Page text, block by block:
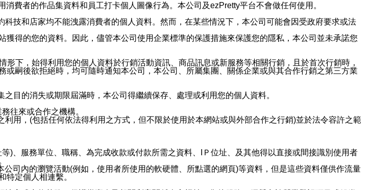
費者的作品集資料和員工打卡個人圖像行為。本公司及ezPretty平台不會做任何使用。
技和店家均不能洩露消費者的個人資料。然而，在某些情況下，本公司可能會因受政府要求或法
得的您的資料。因此，儘管本公司使用企業標準的保護措施來保護您的隱私，本公司並未承諾您
下，始得利用您的個人資料於行銷活動資訊、商品訊息或新服務等相關行銷，且於首次行銷時，
嗣後欲拒絕時，均可隨時通知本公司，本公司、所屬集團、關係企業或與其合作行銷之第三方業
目的消失或期限屆滿時，本公司得繼續保存、處理或利用您的個人資料。
往來或合作之機構。
用，(包括任何依法得利用之方式，但不限於使用於本網站或與外部合作之行銷)並於法令容許之範
)、服務單位、職稱、為完成收款或付款所需之資料、IＰ位址、及其他得以直接或間接識別使用者
司內的瀏覽活動(例如，使用者所使用的軟硬體、所點選的網頁)等資料，但是這些資料僅供作流量
特定個人相連繫。